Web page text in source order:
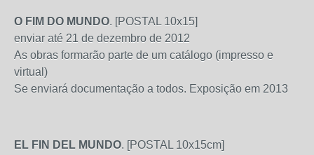
O FIM DO MUNDO. [POSTAL 10x15]
enviar até 21 de dezembro de 2012
As obras formarão parte de um catálogo (impresso e
virtual)
Se enviará documentação a todos. Exposição em 2013
EL FIN DEL MUNDO. [POSTAL 10x15cm]